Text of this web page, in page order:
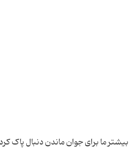
بیشتر ما برای جوان ماندن دنبال پاک